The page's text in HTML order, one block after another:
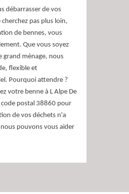
débarrasser de vos
pas plus loin,
de bennes, vous
Que vous soyez
grand ménage, nous
flexible et
Pourquoi attendre ?
votre benne à L Alpe De
postal 38860 pour
de vos déchets n'a
pouvons vous aider